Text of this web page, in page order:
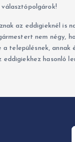
választópolgárok!
az eddigieknél is
nem négy,
településnek,
hasonló